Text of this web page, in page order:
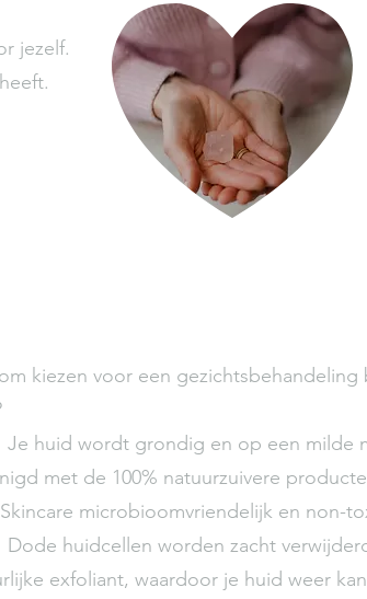
jezelf.
kiezen voor een gezichtsbehandeling
huid wordt grondig en op een milde
met de 100% natuurzuivere
Skincare microbioomvriendelijk en non-
huidcellen worden zacht
exfoliant, waardoor je huid weer